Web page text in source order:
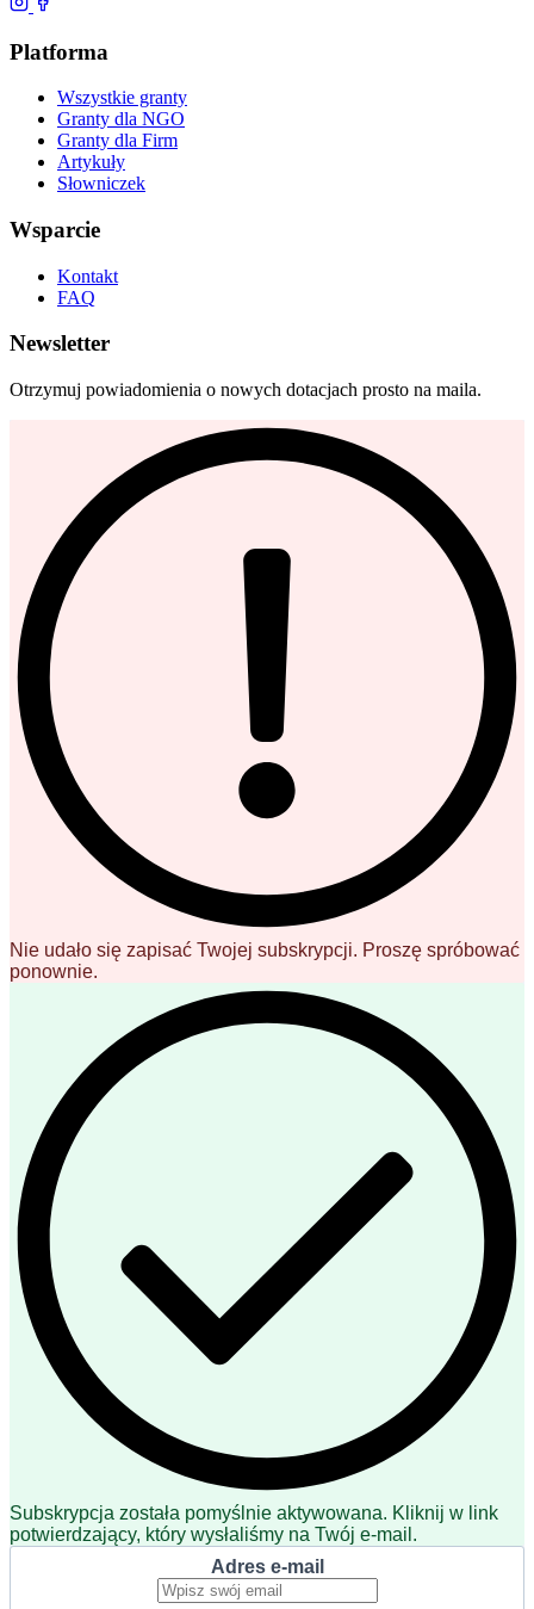
Platforma
Wszystkie granty
Granty dla NGO
Granty dla Firm
Artykuły
Słowniczek
Wsparcie
Kontakt
FAQ
Newsletter
Otrzymuj powiadomienia o nowych dotacjach prosto na maila.
Nie udało się zapisać Twojej subskrypcji. Proszę spróbować
ponownie.
Subskrypcja została pomyślnie aktywowana. Kliknij w link
potwierdzający, który wysłaliśmy na Twój e-mail.
Adres e-mail